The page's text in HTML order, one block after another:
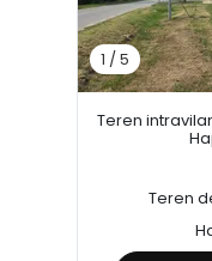
1 /5
Teren
Teren